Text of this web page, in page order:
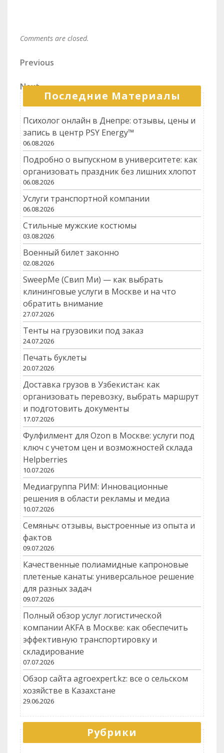
Comments are closed.
Навигация
по
записям
Previous
Previous
Next
Post
Next
Последние Материалы
Психолог онлайн в Днепре: отзывы, цены и
запись в центр PSY Energy™
06.08.2026
Подробно о выпускном в университете: как
организовать праздник без лишних хлопот
06.08.2026
Услуги транспортной компании
06.08.2026
Стильные мужские костюмы
03.08.2026
Военный билет законно
02.08.2026
SweepMe (Свип Ми) — как выбрать
клининговые услуги в Москве и на что
обратить внимание
27.07.2026
Тенты на грузовики под заказ
24.07.2026
Печать буклеты
20.07.2026
Доставка грузов в Узбекистан: как
организовать перевозку, выбрать маршрут
и подготовить документы
17.07.2026
Фулфилмент для Ozon в Москве: услуги под
ключ с учетом цен и возможностей склада
Helpberries
10.07.2026
Медиагруппа РИМ: Инновационные
решения в области рекламы и медиа
10.07.2026
Семяныч: отзывы, выстроенные из опыта и
фактов
09.07.2026
Качественные полиамидные капроновые
плетеные канаты: универсальное решение
для разных задач
09.07.2026
Полный обзор услуг логистической
компании AKFA в Москве: как обеспечить
эффективную транспортировку и
складирование
07.07.2026
Обзор сайта agroexpert.kz: все о сельском
хозяйстве в Казахстане
29.06.2026
Рубрики